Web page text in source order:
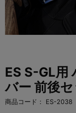
ES S-GL用
バー 前後セ
商品コード： ES-2038